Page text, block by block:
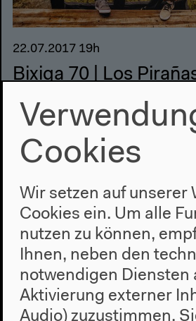
22.07.2017 19h
Bixiga 70 | Los
Vorherige Veranstaltung
Cookies
Wir setzen auf unserer
Cookies ein. Um alle
nutzen zu können,
Ihnen, neben den
notwendigen Diensten
Aktivierung externer
Audio) zuzustimmen.